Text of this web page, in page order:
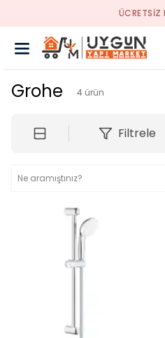
ÜCRETSİZ
Grohe 4 ürün
Filtrele